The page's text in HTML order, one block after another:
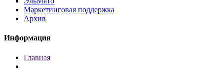
Маркетинговая поддержка
Архив
Информация
Главная